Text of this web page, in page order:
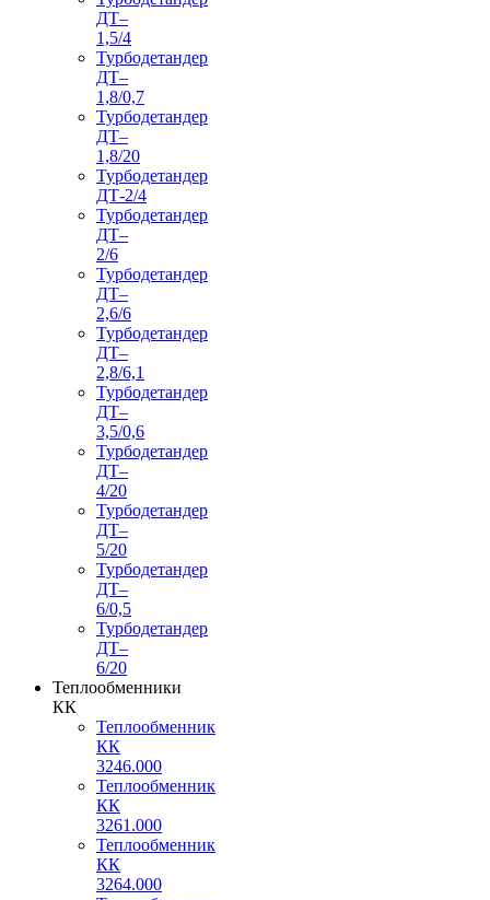
ДТ–
1,5/4
Турбодетандер
ДТ–
1,8/0,7
Турбодетандер
ДТ–
1,8/20
Турбодетандер
ДТ-2/4
Турбодетандер
ДТ–
2/6
Турбодетандер
ДТ–
2,6/6
Турбодетандер
ДТ–
2,8/6,1
Турбодетандер
ДТ–
3,5/0,6
Турбодетандер
ДТ–
4/20
Турбодетандер
ДТ–
5/20
Турбодетандер
ДТ–
6/0,5
Турбодетандер
ДТ–
6/20
Теплообменники
КК
Теплообменник
КК
3246.000
Теплообменник
КК
3261.000
Теплообменник
КК
3264.000